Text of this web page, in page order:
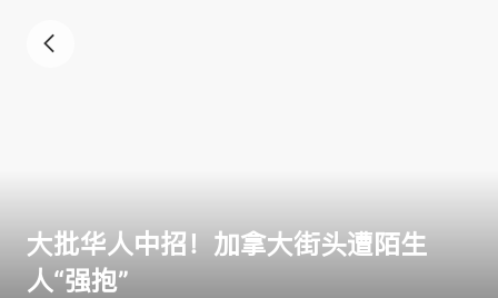
大批华人中招！加拿大街头遭陌生
人“强抱”